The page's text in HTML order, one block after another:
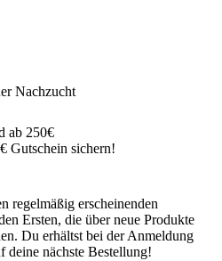
Nachzucht
ab 250€
Gutschein sichern!
regelmäßig erscheinenden
Ersten, die über neue Produkte
Du erhältst bei der Anmeldung
deine nächste Bestellung!